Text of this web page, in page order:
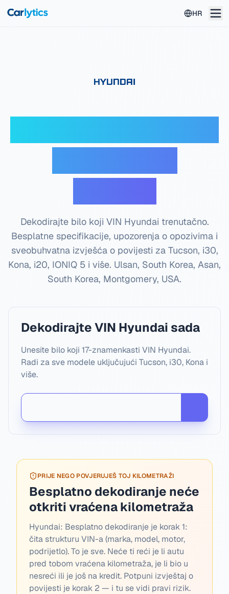
HR
Dekodirajte bilo koji VIN Hyundai trenutačno.
Besplatne specifikacije, upozorenja o opozivima i
sveobuhvatna izvješća o povijesti za Tucson, i30,
Kona, i20, IONIQ 5 i više. Ulsan, South Korea, Asan,
South Korea, Montgomery, USA.
Dekodirajte VIN Hyundai sada
Unesite bilo koji 17-znamenkasti VIN Hyundai.
Radi za sve modele uključujući Tucson, i30, Kona i
više.
PRIJE NEGO POVJERUJEŠ TOJ KILOMETRAŽI
Besplatno dekodiranje neće
otkriti vraćena kilometraža
Hyundai: Besplatno dekodiranje je korak 1:
čita strukturu VIN-a (marka, model, motor,
podrijetlo). To je sve. Neće ti reći je li autu
pred tobom vraćena kilometraža, je li bio u
nesreći ili je još na kredit. Potpuni izvještaj o
povijesti je korak 2 — i tu se vidi pravi rizik.